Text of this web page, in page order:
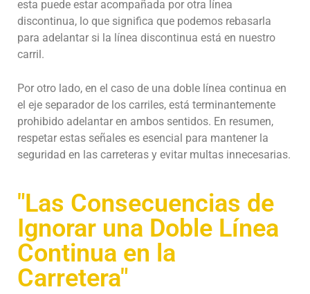
esta puede estar acompañada por otra línea
discontinua, lo que significa que podemos rebasarla
para adelantar si la línea discontinua está en nuestro
carril.
Por otro lado, en el caso de una doble línea continua en
el eje separador de los carriles, está terminantemente
prohibido adelantar en ambos sentidos. En resumen,
respetar estas señales es esencial para mantener la
seguridad en las carreteras y evitar multas innecesarias.
"Las Consecuencias de
Ignorar una Doble Línea
Continua en la
Carretera"